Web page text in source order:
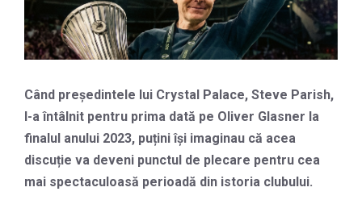
Când președintele lui Crystal Palace, Steve Parish,
l-a întâlnit pentru prima dată pe Oliver Glasner la
finalul anului 2023, puțini își imaginau că acea
discuție va deveni punctul de plecare pentru cea
mai spectaculoasă perioadă din istoria clubului.